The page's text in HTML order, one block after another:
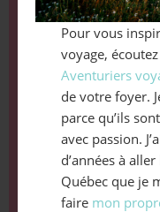
Pour vous
voyage,
Aventuriers
de votre foyer.
parce qu’ils
avec passion.
d’années à
Québec que je
faire mon